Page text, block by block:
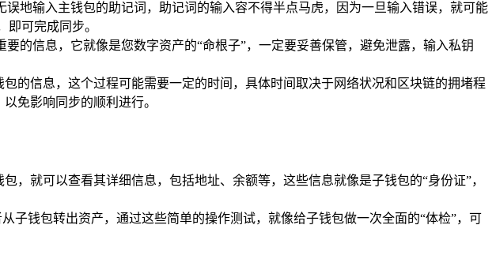
地输入主钱包的助记词，助记词的输入容不得半点马虎，因为一旦输入错误，就可能
可完成同步。
的信息，它就像是您数字资产的“命根子”，一定要妥善保管，避免泄露，输入私钥
的信息，这个过程可能需要一定的时间，具体时间取决于网络状况和区块链的拥堵程
免影响同步的顺利进行。
，就可以查看其详细信息，包括地址、余额等，这些信息就像是子钱包的“身份证”，
子钱包转出资产，通过这些简单的操作测试，就像给子钱包做一次全面的“体检”，可